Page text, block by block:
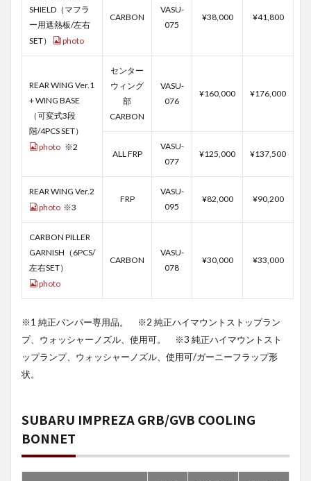
SHIELD（マフラ
ー用遮熱板/左右
SET）
photo
CARBON
VASU-
075
¥38,000 ¥41,800
REAR WING Ver.1
+ WING BASE
（可変式3段
階/4PCS SET）
photo ※2
センター
ウィング
部
CARBON
VASU-
076
¥160,000 ¥176,000
ALL FRP
VASU-
077
¥125,000 ¥137,500
REAR WING Ver.2
photo ※3
FRP
VASU-
095
¥82,000 ¥90,200
CARBON PILLER
GARNISH（6PCS/
左右SET）
photo
CARBON
VASU-
078
¥30,000 ¥33,000
※1 純正バンパー専用品。 ※2 純正ハイマウントストップラン
プ、ウォッシャーノズル、使用可。 ※3 純正ハイマウントスト
ップランプ、ウォッシャーノズル、使用可/ガーニーフラップ形
状。
SUBARU IMPREZA GRB/GVB COOLING
BONNET